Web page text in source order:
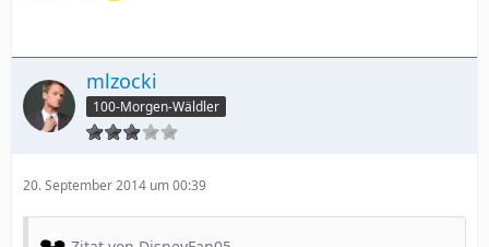
mlzocki
100-Morgen-Wäldler
20. September 2014 um 00:39